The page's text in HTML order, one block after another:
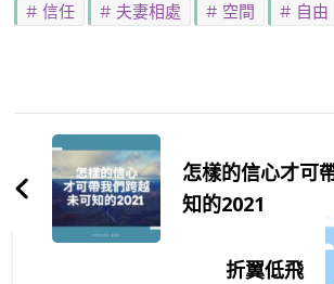
信任 夫妻相處 空間 自由
Post
Navigation怎樣的信心才可
知的2021
折翼低飛